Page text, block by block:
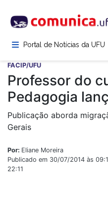
para
conteúdoPortal de Notícias da UFU
FACIP/UFU
Professor do
Pedagogia
Publicação aborda
Gerais
Por: Eliane Moreira
Publicado em 30/07/2014 às
22:11